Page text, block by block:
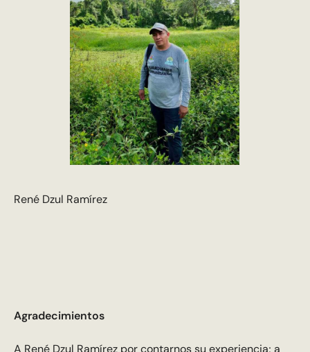
René Dzul Ramírez
Agradecimientos
A René Dzul Ramírez por contarnos su experiencia; a